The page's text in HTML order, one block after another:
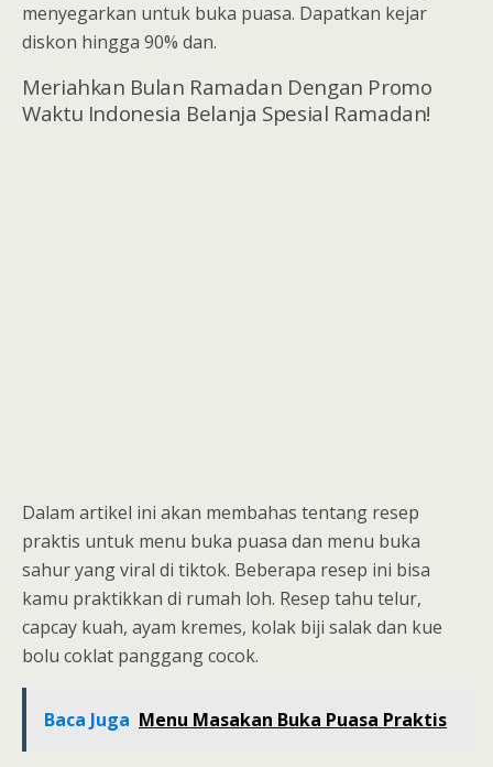
menyegarkan untuk buka puasa. Dapatkan kejar
diskon hingga 90% dan.
Meriahkan Bulan Ramadan Dengan Promo
Waktu Indonesia Belanja Spesial Ramadan!
Dalam artikel ini akan membahas tentang resep
praktis untuk menu buka puasa dan menu buka
sahur yang viral di tiktok. Beberapa resep ini bisa
kamu praktikkan di rumah loh. Resep tahu telur,
capcay kuah, ayam kremes, kolak biji salak dan kue
bolu coklat panggang cocok.
Baca Juga Menu Masakan Buka Puasa Praktis